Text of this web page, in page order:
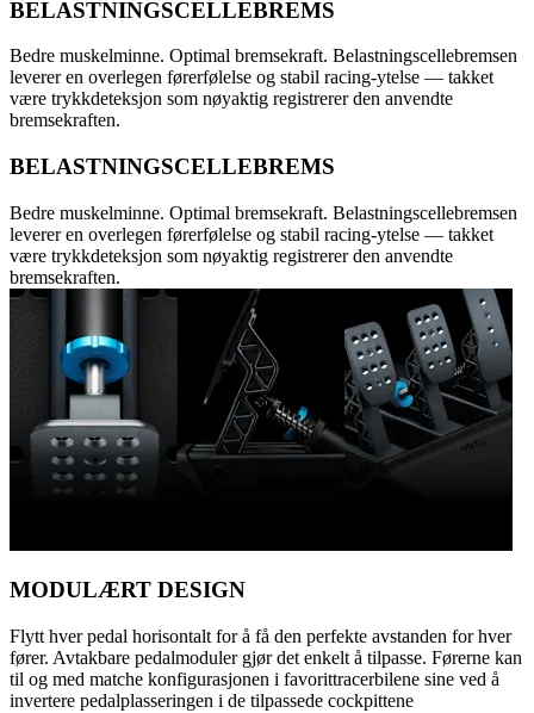
BELASTNINGSCELLEBREMS
Bedre muskelminne. Optimal bremsekraft. Belastningscellebremsen
leverer en overlegen førerfølelse og stabil racing-ytelse — takket
være trykkdeteksjon som nøyaktig registrerer den anvendte
bremsekraften.
BELASTNINGSCELLEBREMS
Bedre muskelminne. Optimal bremsekraft. Belastningscellebremsen
leverer en overlegen førerfølelse og stabil racing-ytelse — takket
være trykkdeteksjon som nøyaktig registrerer den anvendte
bremsekraften.
MODULÆRT DESIGN
Flytt hver pedal horisontalt for å få den perfekte avstanden for hver
fører. Avtakbare pedalmoduler gjør det enkelt å tilpasse. Førerne kan
til og med matche konfigurasjonen i favorittracerbilene sine ved å
invertere pedalplasseringen i de tilpassede cockpittene